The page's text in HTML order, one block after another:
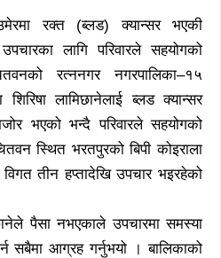
रक्त (ब्लड) क्यान्सर भएकी
लागि परिवारले सहयोगको
रत्ननगर नगरपालिका–१५
शिरिषा लामिछानेलाई ब्लड क्यान्सर
भएको भन्दै परिवारले सहयोगको
स्थित भरतपुरको बिपी कोइराला
तीन हप्तादेखि उपचार भइरहेको
पैसा नभएकाले उपचारमा समस्या
सबैमा आग्रह गर्नुभयो । बालिकाको